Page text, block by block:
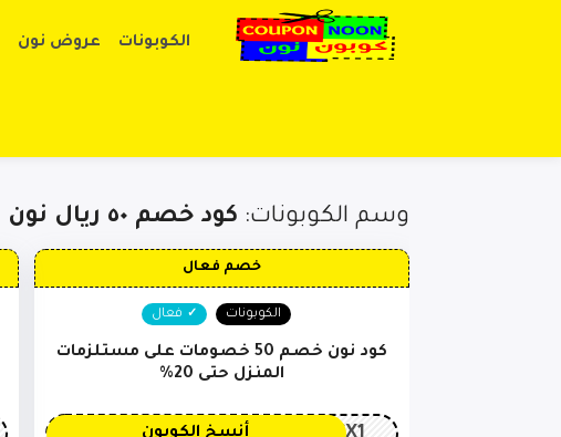
الكوبونات عروض نون
وسم الكوبونات: كود خصم ٥٠ ريال نون
خصم فعال
الكوبونات فعال
كود نون خصم 50 خصومات على مستلزمات
المنزل حتى 20%